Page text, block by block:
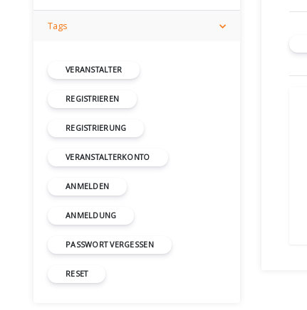
Tags
VERANSTALTER
REGISTRIEREN
REGISTRIERUNG
VERANSTALTERKONTO
ANMELDEN
ANMELDUNG
PASSWORT VERGESSEN
RESET